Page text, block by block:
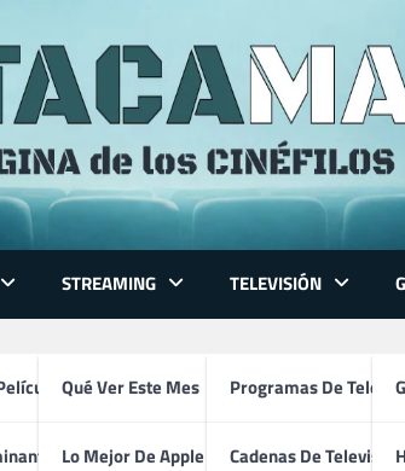
STREAMING
Qué Ver Este Mes
Lo Mejor De Apple TV
TELEVISIÓN
Programas De
Cadenas De Televisión
reparto